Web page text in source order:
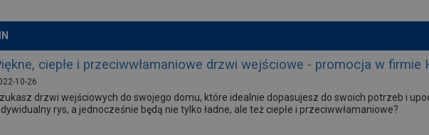
ciepłe i przeciwwłamaniowe drzwi wejściowe - promocja w firmie
10-26
drzwi wejściowych do swojego domu, które idealnie dopasujesz do swoich potrzeb i
rys, a jednocześnie będą nie tylko ładne, ale też ciepłe i przeciwwłamaniowe?